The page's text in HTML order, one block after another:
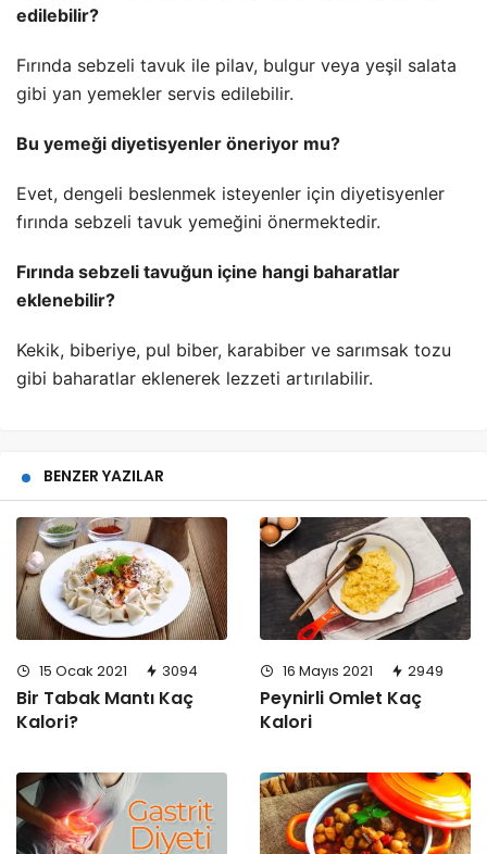
edilebilir?
Fırında sebzeli tavuk ile pilav, bulgur veya yeşil salata
gibi yan yemekler servis edilebilir.
Bu yemeği diyetisyenler öneriyor mu?
Evet, dengeli beslenmek isteyenler için diyetisyenler
fırında sebzeli tavuk yemeğini önermektedir.
Fırında sebzeli tavuğun içine hangi baharatlar
eklenebilir?
Kekik, biberiye, pul biber, karabiber ve sarımsak tozu
gibi baharatlar eklenerek lezzeti artırılabilir.
BENZER YAZILAR
15 Ocak 2021 3094
Bir Tabak Mantı Kaç
Kalori?
16 Mayıs 2021 2949
Peynirli Omlet Kaç
Kalori